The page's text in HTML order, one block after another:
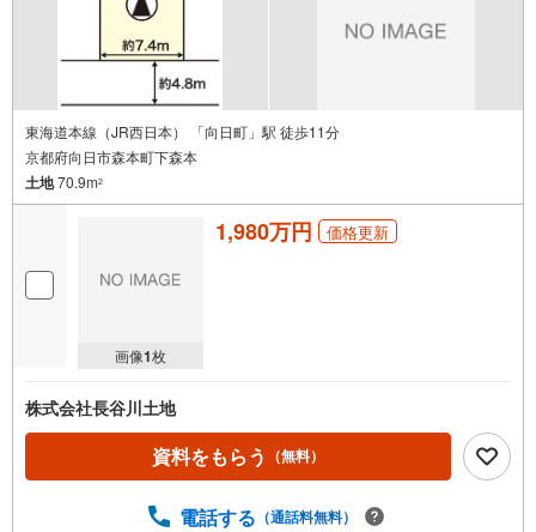
受
け
取
る
・
を
ー
ジ
保
東海道本線（JR西日本） 「向日町」駅 徒歩11分
京都府向日市森本町下森本
土地70.9m2
画像1枚
1,980万円 価格更新
株式会社長谷川土地
資料をもらう （無料）
電話する （通話料無料）